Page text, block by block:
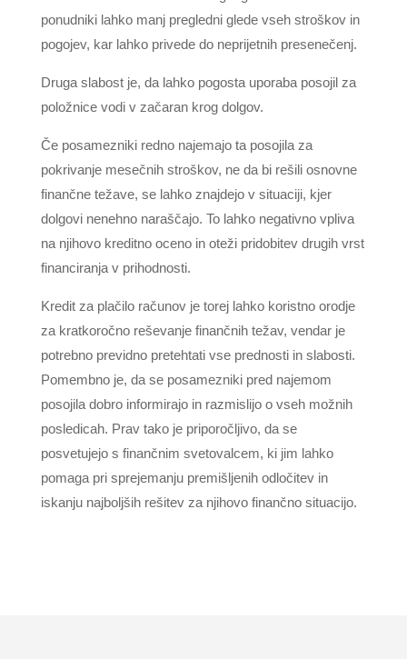
ponudniki lahko manj pregledni glede vseh stroškov in
pogojev, kar lahko privede do neprijetnih presenečenj.
Druga slabost je, da lahko pogosta uporaba posojil za
položnice vodi v začaran krog dolgov.
Če posamezniki redno najemajo ta posojila za
pokrivanje mesečnih stroškov, ne da bi rešili osnovne
finančne težave, se lahko znajdejo v situaciji, kjer
dolgovi nenehno naraščajo. To lahko negativno vpliva
na njihovo kreditno oceno in oteži pridobitev drugih vrst
financiranja v prihodnosti.
Kredit za plačilo računov je torej lahko koristno orodje
za kratkoročno reševanje finančnih težav, vendar je
potrebno previdno pretehtati vse prednosti in slabosti.
Pomembno je, da se posamezniki pred najemom
posojila dobro informirajo in razmislijo o vseh možnih
posledicah. Prav tako je priporočljivo, da se
posvetujejo s finančnim svetovalcem, ki jim lahko
pomaga pri sprejemanju premišljenih odločitev in
iskanju najboljših rešitev za njihovo finančno situacijo.